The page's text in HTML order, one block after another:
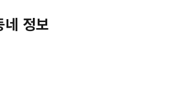
네 정보